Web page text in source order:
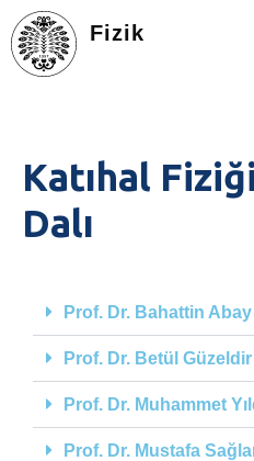
Fizik
LISANS
LISANSÜSTÜ
TOPLUMA KATKI
ADAY ÖĞRENCILER
ÖĞRENCI ANKETLERI
FEDEK
Katıhal
Dalı
Prof. Dr. Bahattin Abay
Prof. Dr. Betül Güzeldir
Prof. Dr. Muhammet
Prof. Dr. Mustafa